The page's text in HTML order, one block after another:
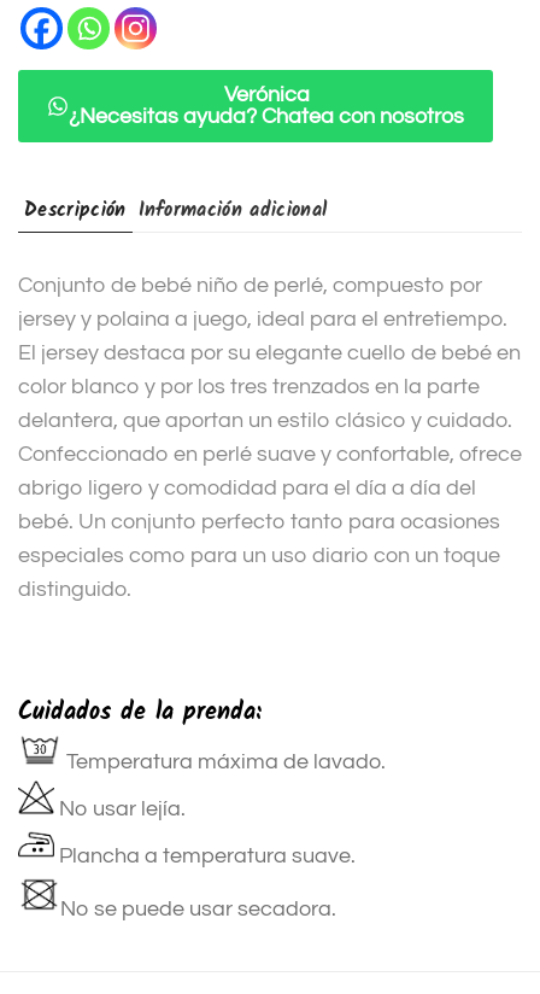
a
Verónica
¿Necesitas ayuda? Chatea con nosotros
Descripción Información adicional
Conjunto de bebé niño de perlé, compuesto por
jersey y polaina a juego, ideal para el entretiempo.
El jersey destaca por su elegante cuello de bebé en
color blanco y por los tres trenzados en la parte
delantera, que aportan un estilo clásico y cuidado.
Confeccionado en perlé suave y confortable, ofrece
abrigo ligero y comodidad para el día a día del
bebé. Un conjunto perfecto tanto para ocasiones
especiales como para un uso diario con un toque
distinguido.
Cuidados de la prenda:
Temperatura máxima de lavado.
No usar lejía.
Plancha a temperatura suave.
No se puede usar secadora.